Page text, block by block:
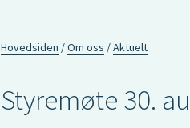
Hovedsiden Om oss Aktuelt
Styremøte 30.